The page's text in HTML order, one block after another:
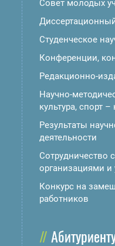
Совет молодых
Студенческое
Конференции,
Редакционно-
Научно-
культура, спорт
Результаты
деятельности
Сотрудничество
организациями
Конкурс на
работников